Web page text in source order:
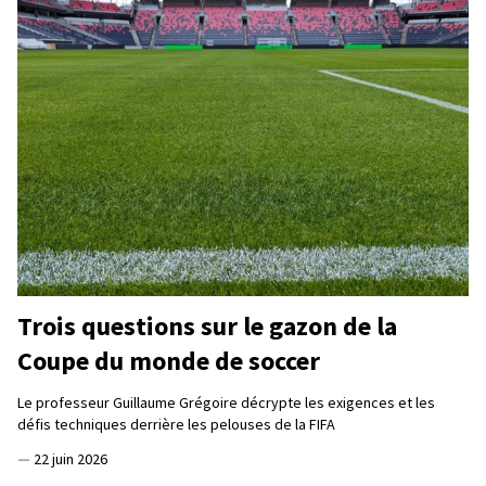
Trois questions sur le gazon de la
Coupe du monde de soccer
Le professeur Guillaume Grégoire décrypte les exigences et les
défis techniques derrière les pelouses de la FIFA
— 22 juin 2026